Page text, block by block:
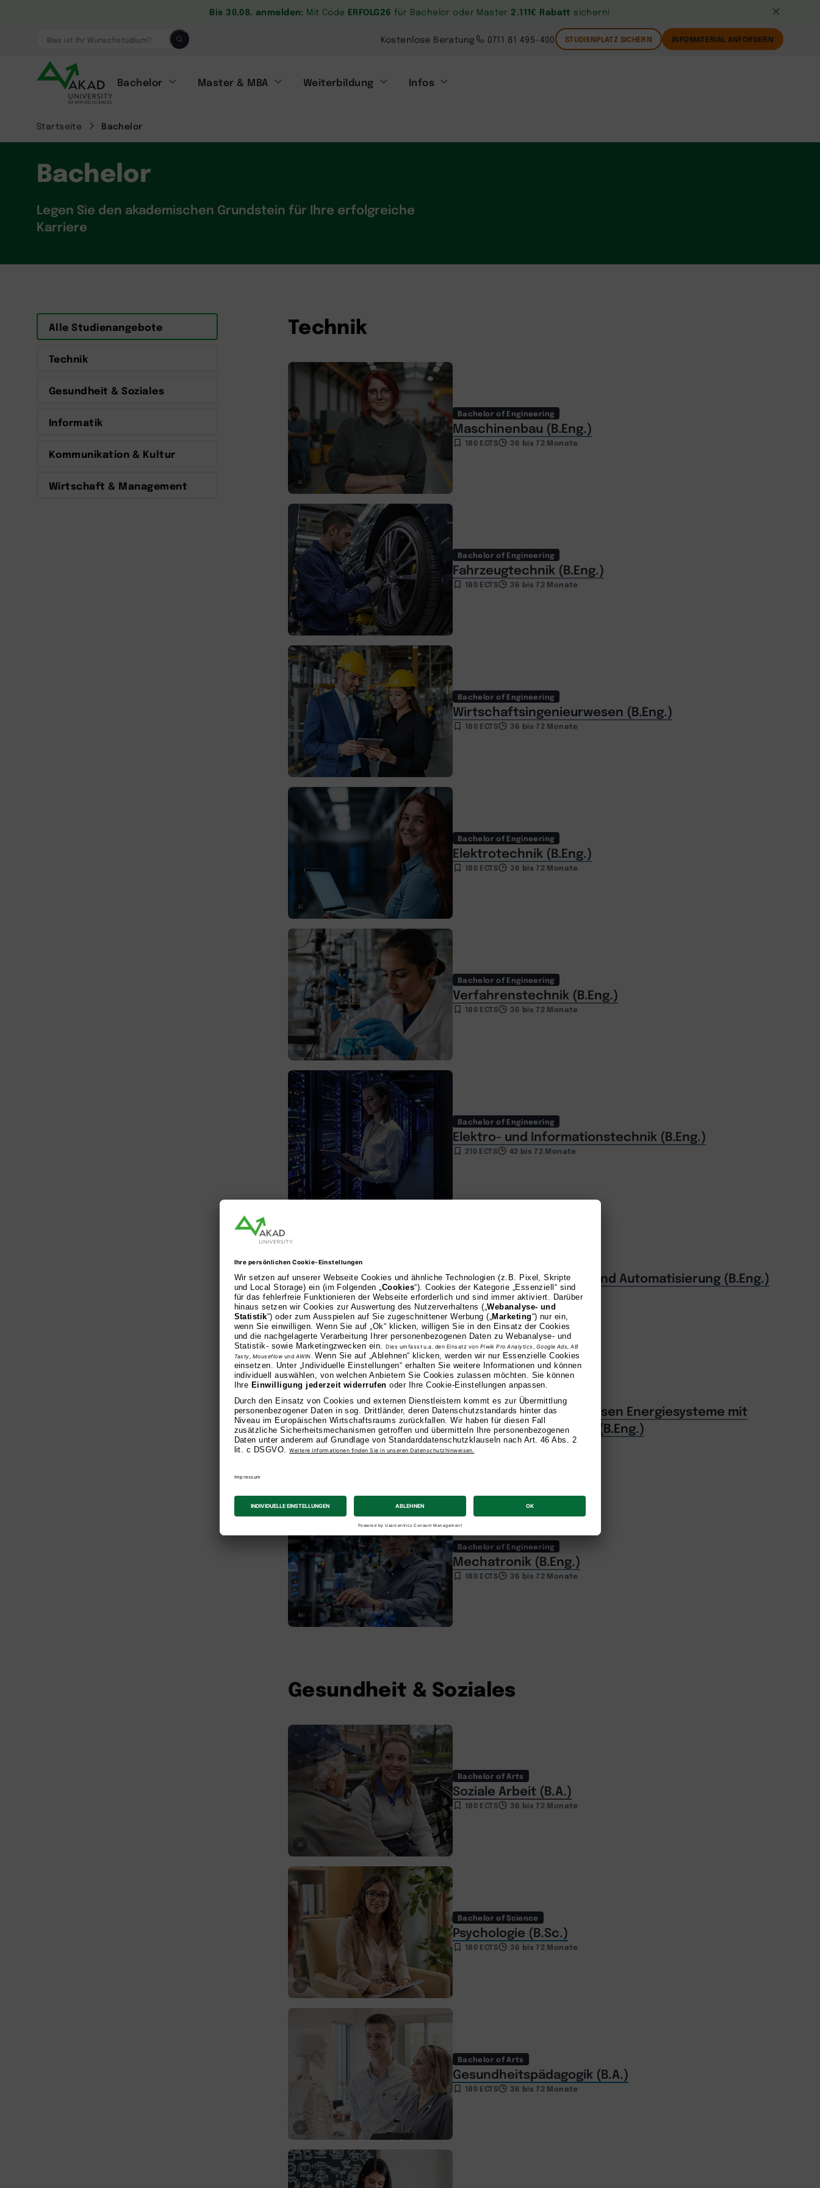
Bis 30.08. anmelden: Mit Code ERFOLG26 für Bachelor oder Master2.111€ Rabatt sichern!
Was ist Ihr Wunschstudium? Kostenlose Beratung 0711 81 495-400 STUDIENPLATZ SICHERN INFOMATERIAL ANFORDERN
Bachelor Master & MBA Weiterbildung Infos
Startseite Bachelor
Bachelor
Legen Sie den akademischen Grundstein für Ihre erfolgreiche
Karriere
Alle Studienangebote
Technik
Gesundheit & Soziales
Informatik
Kommunikation & Kultur
Wirtschaft & Management
Technik
AI
Bachelor of Engineering
Maschinenbau (B.Eng.)
180 ECTS 36 bis 72 Monate
AI
Bachelor of Engineering
Fahrzeugtechnik (B.Eng.)
180 ECTS 36 bis 72 Monate
AI
Bachelor of Engineering
Wirtschaftsingenieurwesen (B.Eng.)
180 ECTS 36 bis 72 Monate
AI
Bachelor of Engineering
Elektrotechnik (B.Eng.)
180 ECTS 36 bis 72 Monate
AI
Bachelor of Engineering
Verfahrenstechnik (B.Eng.)
180 ECTS 36 bis 72 Monate
AI
Bachelor of Engineering
Elektro- und Informationstechnik (B.Eng.)
210 ECTS 42 bis 72 Monate
AI
Mechatronik – Robotik und Automatisierung (B.Eng.)
210 ECTS 42 bis 72 Monate
Bachelor of Engineering
Wirtschaftsingenieurwesen Energiesysteme mit
Erneuerbaren Energien (B.Eng.)
180 ECTS 36 bis 72 Monate
AI
Bachelor of Engineering
Mechatronik (B.Eng.)
180 ECTS 36 bis 72 Monate
Gesundheit & Soziales
AI
Bachelor of Arts
Soziale Arbeit (B.A.)
180 ECTS 36 bis 72 Monate
AI
Bachelor of Science
Psychologie (B.Sc.)
180 ECTS 36 bis 72 Monate
AI
Bachelor of Arts
Gesundheitspädagogik (B.A.)
180 ECTS 36 bis 72 Monate